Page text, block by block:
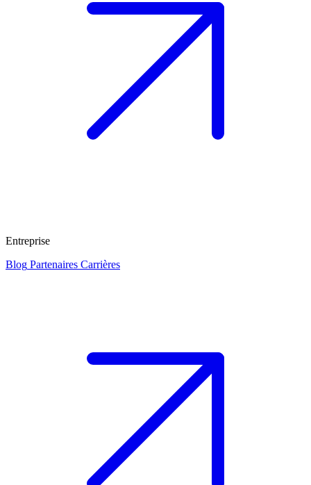
Entreprise
Blog Partenaires Carrières